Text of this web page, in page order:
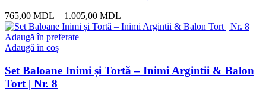
765,00 MDL – 1.005,00 MDL
Adaugă în preferate
Adaugă în coș
Set Baloane Inimi și Tortă – Inimi Argintii & Balon
Tort | Nr. 8